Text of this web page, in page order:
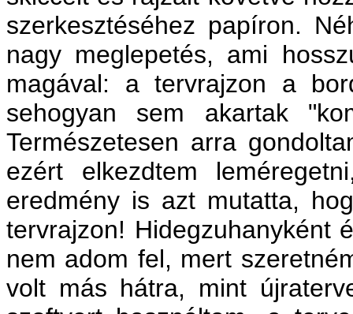
szerkesztéséhez papíron.
nagy meglepetés, ami
magával: a tervrajzon a
sehogyan sem akartak
Természetesen arra
ezért elkezdtem
eredmény is azt mutatta,
tervrajzon! Hidegzuhanyként
nem adom fel, mert
volt más hátra, mint